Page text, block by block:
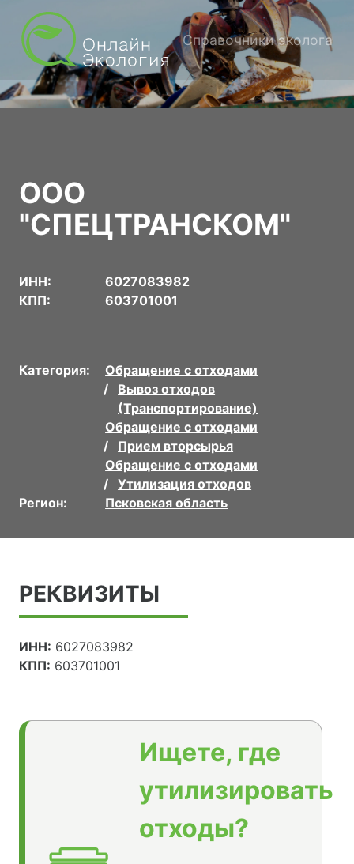
Справочники эколога
ООО
"СПЕЦТРАНСКОМ"
ИНН:
6027083982
КПП:
603701001
Категория:
Обращение с отходами
Вывоз отходов
(Транспортирование)
Обращение с отходами
Прием вторсырья
Обращение с отходами
Утилизация отходов
Регион:
Псковская область
РЕКВИЗИТЫ
ИНН: 6027083982
КПП: 603701001
Ищете, где
утилизировать
отходы?